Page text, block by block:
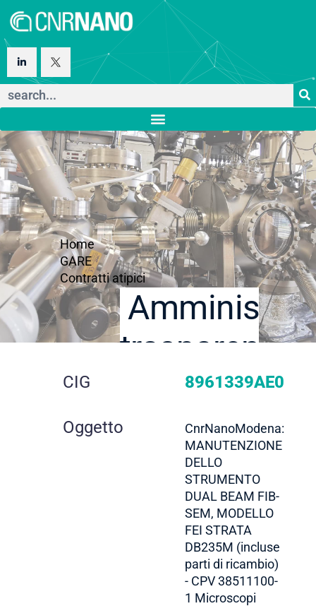
Home
GARE
Contratti atipici
trasparente
dettaglio
gara
CIG 8961339AE0
Oggetto
CnrNanoModena:
MANUTENZIONE
DELLO
STRUMENTO
DUAL BEAM FIB-
SEM, MODELLO
FEI STRATA
DB235M (incluse
parti di ricambio)
- CPV 38511100-
1 Microscopi